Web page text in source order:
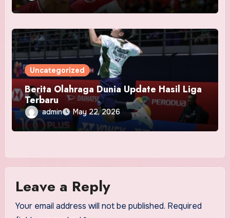
Uncategorized
Berita Olahraga Dunia Update Hasil Liga
Terbaru
admin May 22, 2026
Leave a Reply
Your email address will not be published. Required